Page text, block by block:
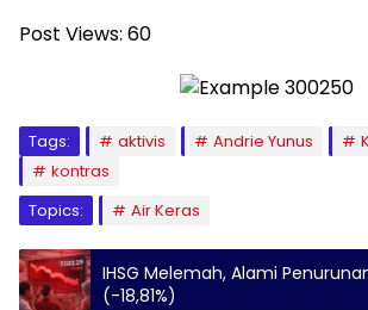
Post Views: 60
Tags: aktivis Andrie Yunus
kontras
Topics:
Air Keras
IHSG Melemah, Alami
(-18,81%)